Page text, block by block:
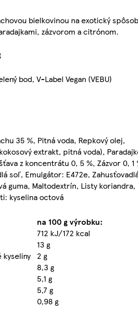
bielkovinou na exotický
zázvorom a citrónom.
bod, V-Label Vegan (VEBU)
35 %, Pitná voda, Repkový olej,
extrakt, pitná voda),
z koncentrátu 0, 5 %, Zázvor 0, 1
soľ, Emulgátor: E472e,
guma, Maltodextrín, Listy koriandra,
kyselina octová
na 100 g výrobku:
712 kJ/172 kcal
13 g
kyseliny
2 g
8,3 g
5,1 g
5,7 g
0,98 g